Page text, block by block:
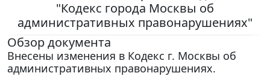
"Кодекс города Москвы об
административных правонарушениях"
Обзор документа
Внесены изменения в Кодекс г. Москвы об
административных правонарушениях.